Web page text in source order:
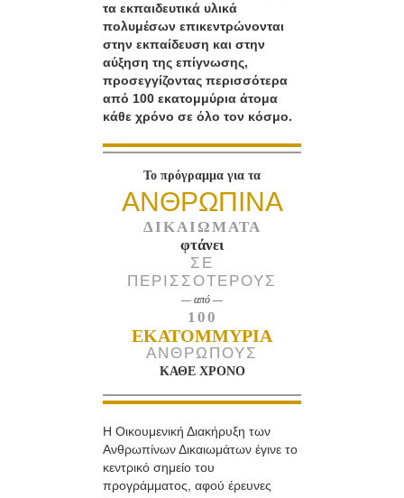
τα εκπαιδευτικά υλικά
πολυμέσων επικεντρώνονται
στην εκπαίδευση και στην
αύξηση της επίγνωσης,
προσεγγίζοντας περισσότερα
από 100 εκατομμύρια άτομα
κάθε χρόνο σε όλο τον κόσμο.
Το πρόγραμμα για τα
ΑΝΘΡΩΠΙΝΑ
ΔΙΚΑΙΩΜΑΤΑ
φτάνει
ΣΕ
ΠΕΡΙΣΣΟΤΕΡΟΥΣ
— από —
100
ΕΚΑΤΟΜΜΥΡΙΑ
ΑΝΘΡΩΠΟΥΣ
ΚΑΘΕ ΧΡΟΝΟ
Η Οικουμενική Διακήρυξη των
Ανθρωπίνων Δικαιωμάτων έγινε το
κεντρικό σημείο του
προγράμματος, αφού έρευνες